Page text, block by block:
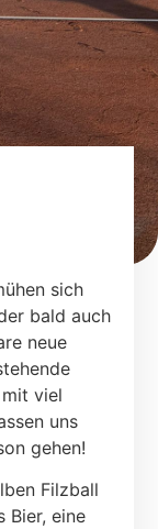
sich
bald auch
neue
viel
uns
gehen!
Filzball
Bier, eine